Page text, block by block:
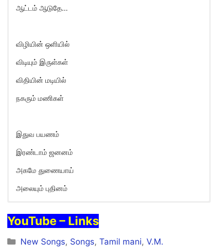
ஆட்டம் ஆடுதே…
விழியின் ஒளியில்
விடியும் இருள்கள்
விதியின் மடியில்
நகரும் மணிகள்
இதுவ பயணம்
இரண்டாம் ஜனனம்
அகமே துணையாய்
அலையும் புதினம்
YouTube – Links
Categories
New Songs, Songs,Tamil mani,V.M.